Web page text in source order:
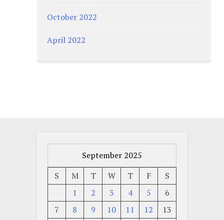
October 2022
April 2022
September 2025
S
M T W T F
S
1
2 3 4 5
6
7
8 9 10 11 12
13